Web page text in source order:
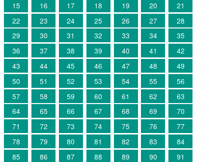
15 16 17 18 19 20
21
22
23 24 25 26 27
28
29
30 31 32 33 34
35
36
37 38 39 40 41
42
43
44 45 46 47 48
49
50
51 52 53 54 55
56
57
58 59 60 61 62
63
64
65 66 67 68 69
70
71
72 73 74 75 76
77
78
79 80 81 82 83
84
85
86 87 88 89 90
91